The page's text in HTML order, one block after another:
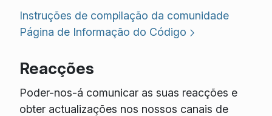
Instruções de compilação da comunidade
Página de Informação do Código
Reacções
Poder-nos-á comunicar as suas reacções e
obter actualizações nos nossos canais de